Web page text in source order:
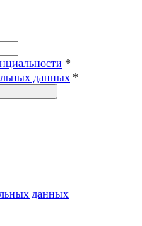
*
данных *
данных